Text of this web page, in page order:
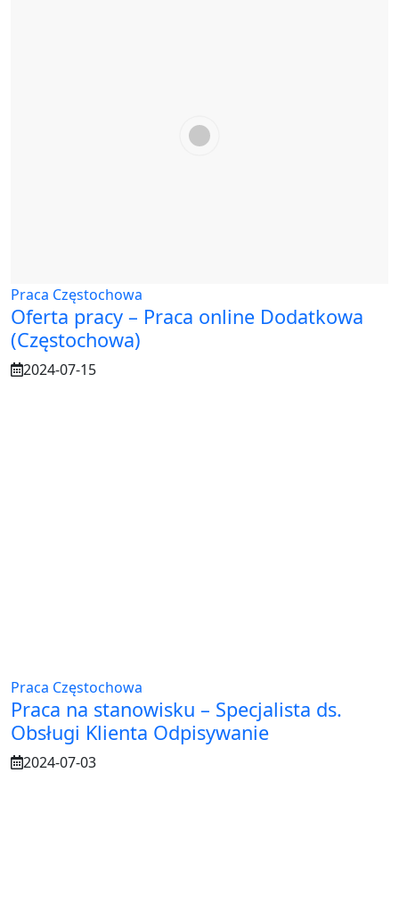
Praca Częstochowa
Oferta pracy – Praca online Dodatkowa
(Częstochowa)
2024-07-15
Praca Częstochowa
Praca na stanowisku – Specjalista ds.
Obsługi Klienta Odpisywanie
2024-07-03